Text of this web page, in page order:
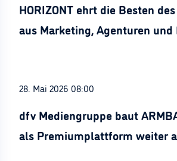
HORIZONT ehrt die Besten
aus Marketing, Agenturen und
28. Mai 2026 08:00
dfv Mediengruppe baut
als Premiumplattform weiter